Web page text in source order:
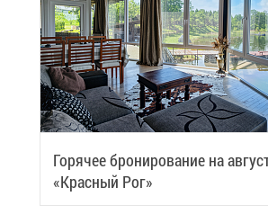
Го­ря­чее бро­ни­ро­ва­ние на
«Крас­ный Рог»